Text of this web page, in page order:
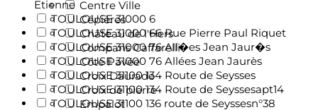
Centre Ville
Cépières
Château de l'Hers
Compans Caffarelli
Côte Pavée
Croix Daurade
Croix de pierre
Empalot
Etienne
TOULOUSE 31000 6
TOULOUSE 31000 66 Rue Pierre Paul Riquet
TOULOUSE 31000 76 All�es Jean Jaur�s
TOULOUSE 31000 76 Allées Jean Jaurès
TOULOUSE 31100 134 Route de Seysses
TOULOUSE 31100 134 Route de Seyssesapt14
TOULOUSE 31100 136 route de Seyssesn°38